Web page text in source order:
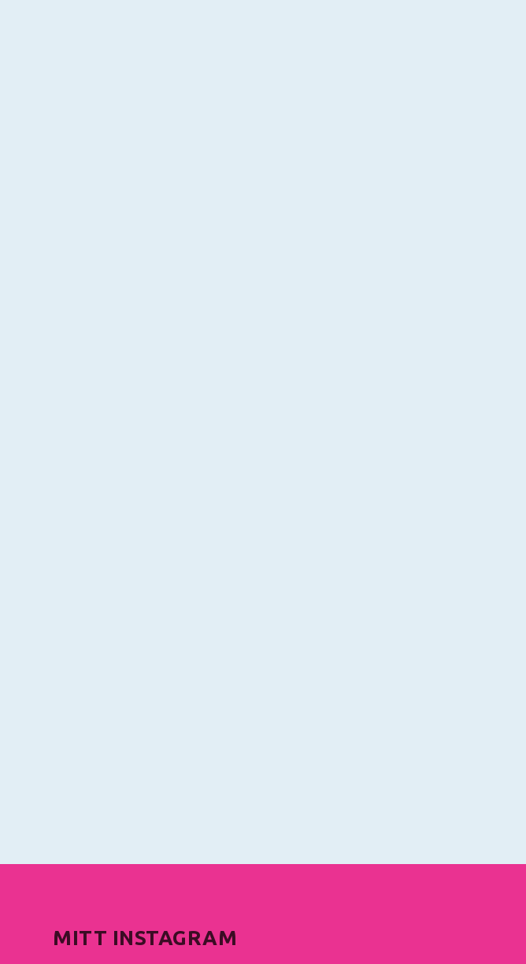
MITT INSTAGRAM